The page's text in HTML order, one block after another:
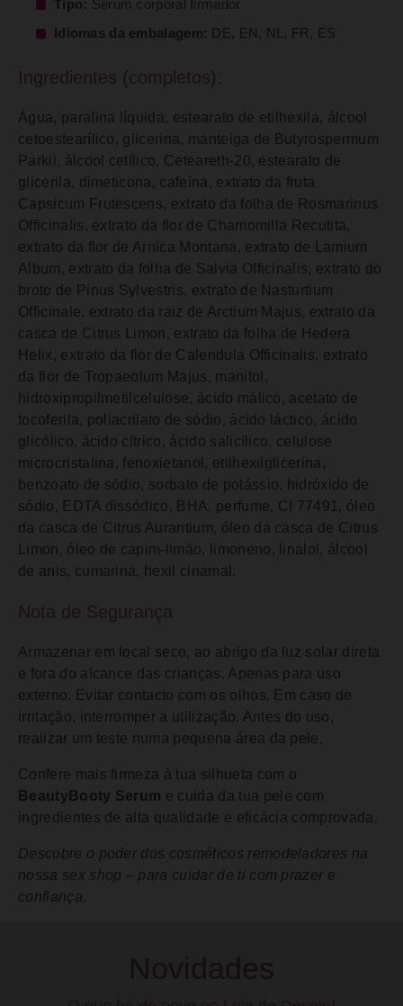
Tipo: Sérum corporal firmador
Idiomas da embalagem: DE, EN, NL, FR, ES
Ingredientes (completos):
Água, parafina líquida, estearato de etilhexila, álcool
cetoestearílico, glicerina, manteiga de Butyrospermum
Parkii, álcool cetílico, Ceteareth-20, estearato de
glicerila, dimeticona, cafeína, extrato da fruta
Capsicum Frutescens, extrato da folha de Rosmarinus
Officinalis, extrato da flor de Chamomilla Recutita,
extrato da flor de Arnica Montana, extrato de Lamium
Album, extrato da folha de Salvia Officinalis, extrato do
broto de Pinus Sylvestris, extrato de Nasturtium
Officinale, extrato da raiz de Arctium Majus, extrato da
casca de Citrus Limon, extrato da folha de Hedera
Helix, extrato da flor de Calendula Officinalis, extrato
da flor de Tropaeolum Majus, manitol,
hidroxipropilmetilcelulose, ácido málico, acetato de
tocoferila, poliacrilato de sódio, ácido láctico, ácido
glicólico, ácido cítrico, ácido salicílico, celulose
microcristalina, fenoxietanol, etilhexilglicerina,
benzoato de sódio, sorbato de potássio, hidróxido de
sódio, EDTA dissódico, BHA, perfume, CI 77491, óleo
da casca de Citrus Aurantium, óleo da casca de Citrus
Limon, óleo de capim-limão, limoneno, linalol, álcool
de anis, cumarina, hexil cinamal.
Nota de Segurança
Armazenar em local seco, ao abrigo da luz solar direta
e fora do alcance das crianças. Apenas para uso
externo. Evitar contacto com os olhos. Em caso de
irritação, interromper a utilização. Antes do uso,
realizar um teste numa pequena área da pele.
Confere mais firmeza à tua silhueta com o
BeautyBooty Serum e cuida da tua pele com
ingredientes de alta qualidade e eficácia comprovada.
Descobre o poder dos cosméticos remodeladores na
nossa sex shop – para cuidar de ti com prazer e
confiança.